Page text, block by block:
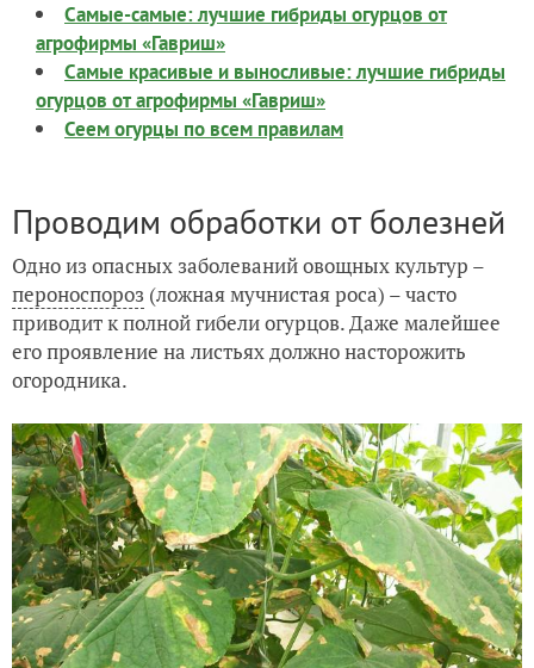
Самые-самые: лучшие гибриды огурцов от
агрофирмы «Гавриш»
Самые красивые и выносливые: лучшие гибриды
огурцов от агрофирмы «Гавриш»
Сеем огурцы по всем правилам
Проводим обработки от болезней
Одно из опасных заболеваний овощных культур –
пероноспороз (ложная мучнистая роса) – часто
приводит к полной гибели огурцов. Даже малейшее
его проявление на листьях должно насторожить
огородника.